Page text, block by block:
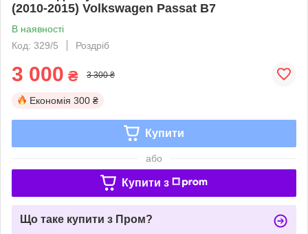
(2010-2015) Volkswagen Passat В7
В наявності
Код: 329/5
Роздріб
3 000 ₴ 3 300 ₴
Економія 300 ₴
Купити
або
Купити з
Що таке купити з Пром?